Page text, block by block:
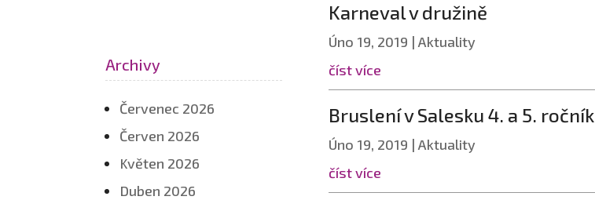
Archivy
Červenec 2026
Červen 2026
Květen 2026
Duben 2026
Karneval v družině
Úno 19, 2019 | Aktuality
číst více
Bruslení v Salesku 4. a 5. ročník
Úno 19, 2019 | Aktuality
číst více